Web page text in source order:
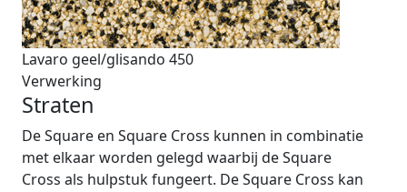
Lavaro geel/glisando 450
Verwerking
Straten
De Square en Square Cross kunnen in combinatie
met elkaar worden gelegd waarbij de Square
Cross als hulpstuk fungeert. De Square Cross kan